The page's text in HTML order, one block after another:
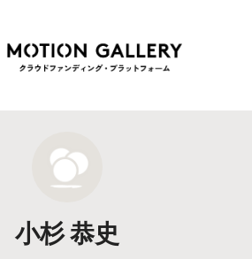
新着プロジェクト
Feature
小杉 恭史